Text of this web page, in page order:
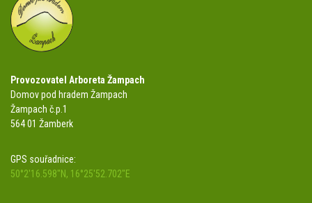
Provozovatel Arboreta Žampach
Domov pod hradem Žampach
Žampach č.p.1
564 01 Žamberk
GPS souřadnice:
50°2'16.598"N, 16°25'52.702"E